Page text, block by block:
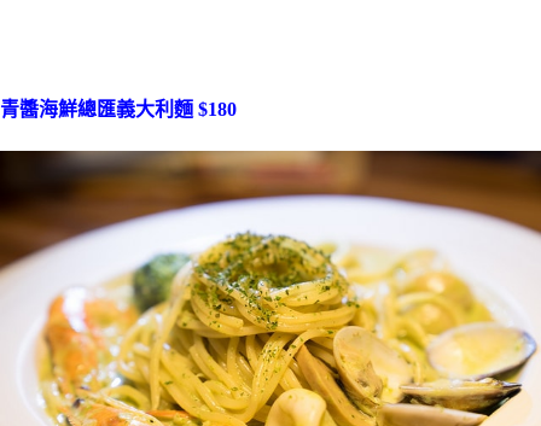
青醬海鮮總匯義大利麵 $180